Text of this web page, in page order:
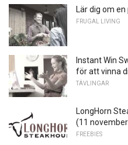
Lär dig om
FRUGAL LIVING
Instant Win
för att vinna
TÄVLINGAR
LongHorn
(11
FREEBIES